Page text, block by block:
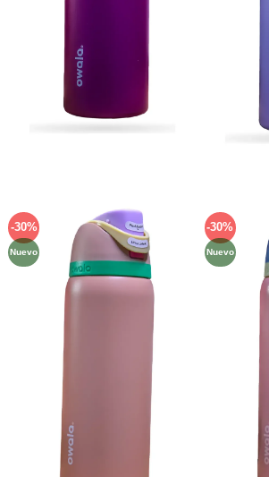
-30%
Nuevo
lista de
deseos
-30%
Nuevo